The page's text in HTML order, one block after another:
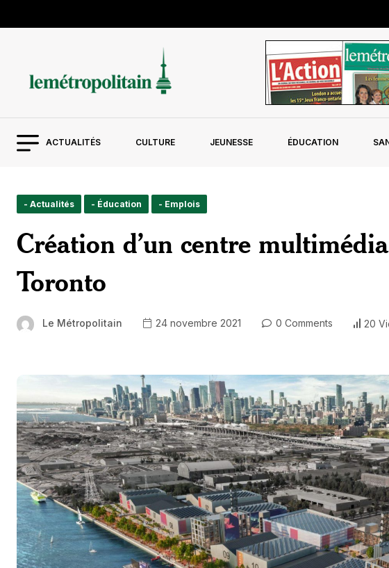
ACTUALITÉS CULTURE JEUNESSE ÉDUCATION
- Actualités - Éducation - Emplois
Création d’un centre
Toronto
Le Métropolitain 24 novembre 2021 0 Comments 20